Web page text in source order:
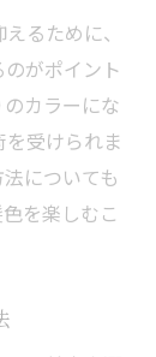
るために、
がポイント
カラーにな
受けられま
についても
を楽しむこ